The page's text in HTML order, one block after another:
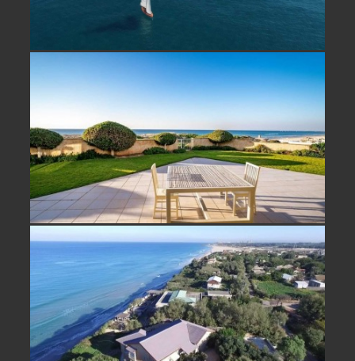
בית על הים למכירה בבית ינאי- נמכר!
וילה למכירה קו ראשון לים בבית ינאי-
לא אקטואלי